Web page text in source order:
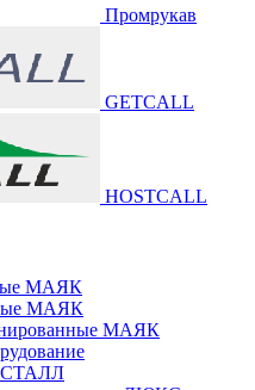
Промрукав
GETCALL
HOSTCALL
МАЯК
МАЯК
МАЯК